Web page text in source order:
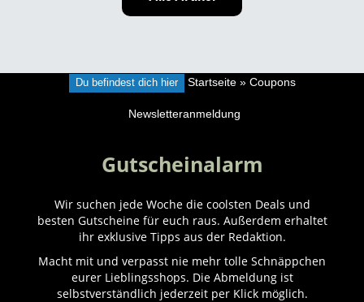
Du befindest dich hier Startseite» Coupons
Newsletteranmeldung
Gutscheinalarm
Wir suchen jede Woche die coolsten Deals und
besten Gutscheine für euch raus. Außerdem erhaltet
ihr exklusive Tipps aus der Redaktion.
Macht mit und verpasst nie mehr tolle Schnäppchen
eurer Lieblingsshops. Die Abmeldung ist
selbstverständlich jederzeit per Klick möglich.